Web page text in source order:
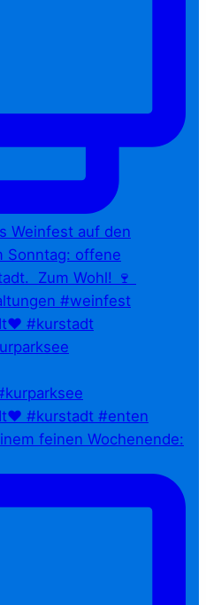
feinen Wochenende: